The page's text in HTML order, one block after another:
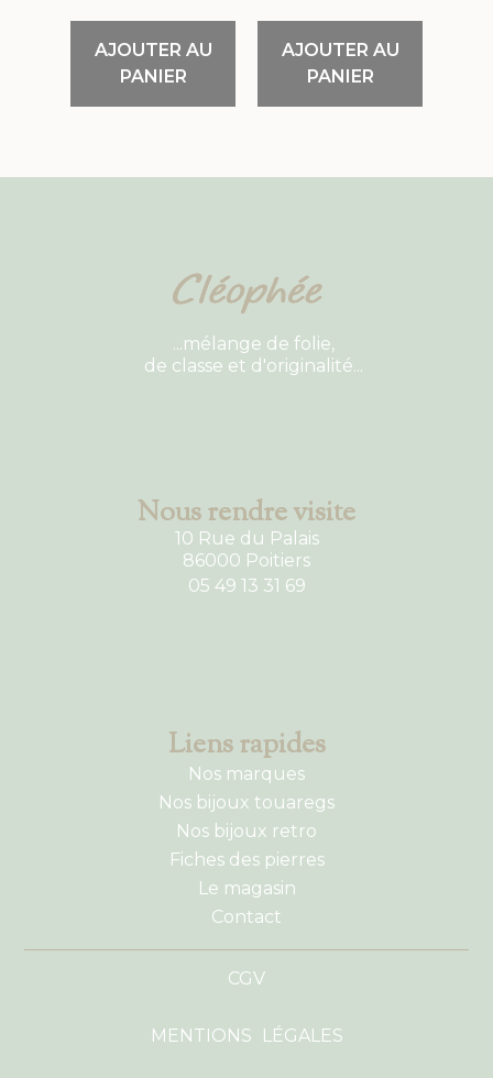
AJOUTER AU
PANIER
AJOUTER AU
PANIER
...mélange de folie,
de classe et d'originalité...
Nous rendre visite
10 Rue du Palais
86000 Poitiers
05 49 13 31 69
Liens rapides
Nos marques
Nos bijoux touaregs
Nos bijoux retro
Fiches des pierres
Le magasin
Contact
CGV
MENTIONS LÉGALES